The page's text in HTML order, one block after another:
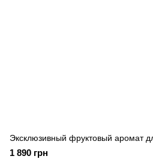
Эксклюзивный фруктовый аромат
1 890 грн